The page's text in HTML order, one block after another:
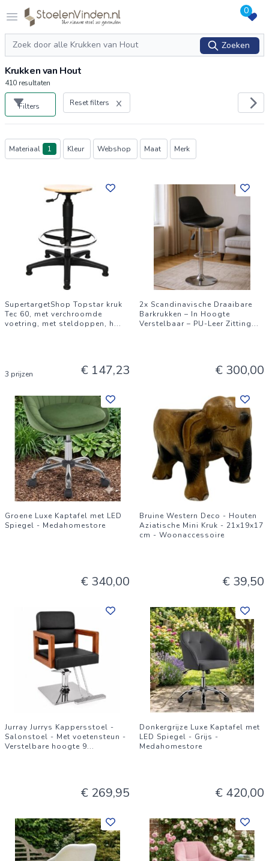
Open menu
Logo stoelenvinden.nl 0
Zoeken
Zoeken
Krukken van Hout
410 resultaten
Filters Reset filters
Producten
Materiaal 1 Kleur Webshop Maat Merk
SupertargetShop Topstar kruk
Tec 60, met verchroomde
voetring, met steldoppen, h...
3 prijzen € 147,23
2x Scandinavische Draaibare
Barkrukken – In Hoogte
Verstelbaar – PU-Leer Zitting...
€ 300,00
Groene Luxe Kaptafel met LED
Spiegel - Medahomestore
€ 340,00
Bruine Western Deco - Houten
Aziatische Mini Kruk - 21x19x17
cm - Woonaccessoire
€ 39,50
Jurray Jurrys Kappersstoel -
Salonstoel - Met voetensteun -
Verstelbare hoogte 9...
€ 269,95
Donkergrijze Luxe Kaptafel met
LED Spiegel - Grijs -
Medahomestore
€ 420,00